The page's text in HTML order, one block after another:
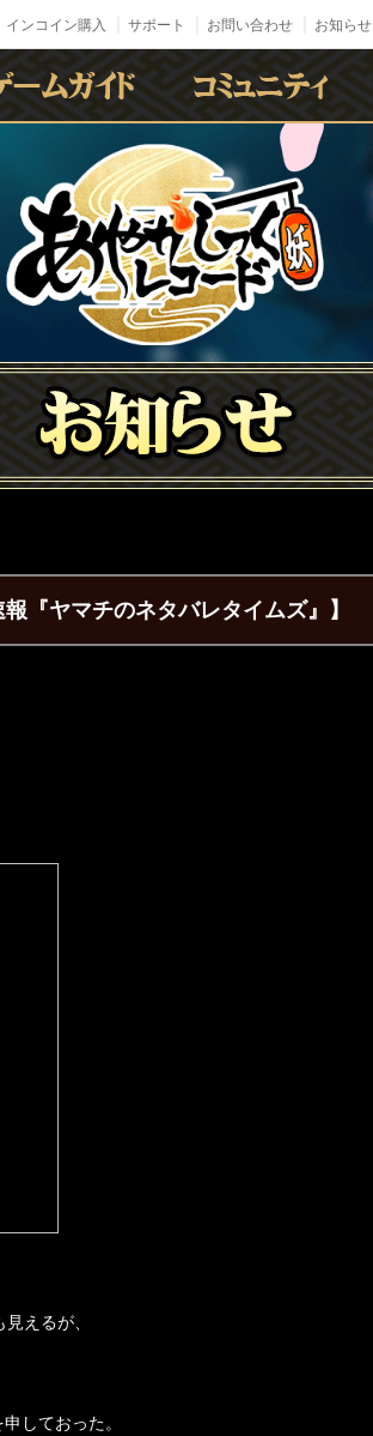
インコイン購入 サポート お問い合わせ お知らせ
『ヤマチのネタバレタイムズ』】
えるが、
しておった。